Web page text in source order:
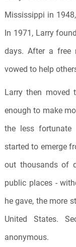
Mississippi in
In 1971, Larry
days. After a free
vowed to help
Larry then moved
enough to make
the less fortunate
started to emerge
out thousands of
public places -
he gave, the more
United States.
anonymous.